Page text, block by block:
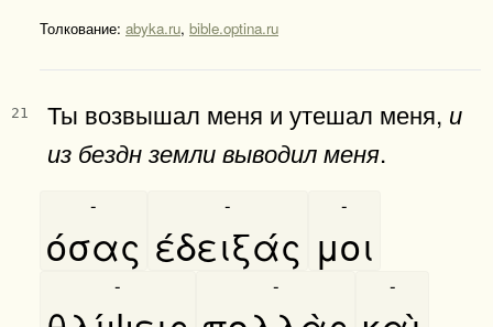
Толкование: abyka.ru, bible.optina.ru
21 Ты возвышал меня и утешал меня, и
из бездн земли выводил меня.
όσας
-
έδειξάς
-
μοι
-
- - -